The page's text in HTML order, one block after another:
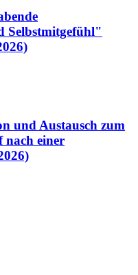
Selbstmitgefühl"
und Austausch zum
nach einer